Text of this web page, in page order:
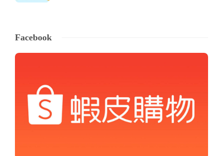
Facebook